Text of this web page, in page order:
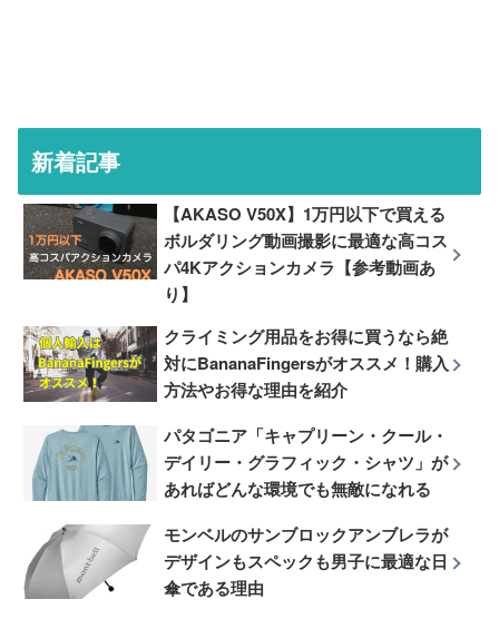
新着記事
【AKASO V50X】1万円以下で買える
ボルダリング動画撮影に最適な高コス
パ4Kアクションカメラ【参考動画あ
り】
クライミング用品をお得に買うなら絶
対にBananaFingersがオススメ！購入
方法やお得な理由を紹介
パタゴニア「キャプリーン・クール・
デイリー・グラフィック・シャツ」が
あればどんな環境でも無敵になれる
モンベルのサンブロックアンブレラが
デザインもスペックも男子に最適な日
傘である理由